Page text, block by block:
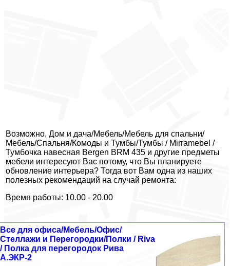
Возможно, Дом и дача/Мебель/Мебель для спальни/
Мебель/Спальня/Комоды и Тумбы/Тумбы / Mirramebel /
Тумбочка навесная Bergen BRM 435 и другие предметы
мебели интересуют Вас потому, что Вы планируете
обновление интерьера? Тогда вот Вам одна из наших
полезных рекомендаций на случай ремонта:
Время работы: 10.00 - 20.00
Все для офиса/Мебель/Офис/
Стеллажи и Перегородки/Полки / Riva
/ Полка для перегородок Рива
А.ЭКР-2